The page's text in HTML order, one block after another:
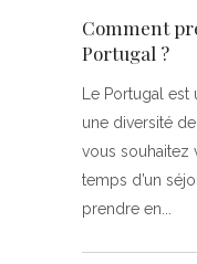
Comment
Portugal ?
Le Portugal
une diversité
vous souhaitez
temps d’un
prendre en